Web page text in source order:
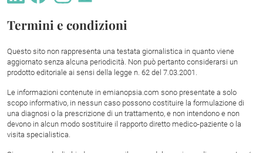
Termini e condizioni
Questo sito non rappresenta una testata giornalistica in quanto viene
aggiornato senza alcuna periodicità. Non può pertanto considerarsi un
prodotto editoriale ai sensi della legge n. 62 del 7.03.2001.
Le informazioni contenute in emianopsia.com sono presentate a solo
scopo informativo, in nessun caso possono costituire la formulazione di
una diagnosi o la prescrizione di un trattamento, e non intendono e non
devono in alcun modo sostituire il rapporto diretto medico-paziente o la
visita specialistica.